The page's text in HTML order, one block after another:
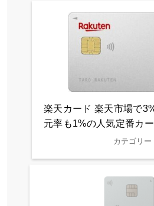
楽天カード 楽天市場で
元率も1%の人気定番カ
カテゴリ